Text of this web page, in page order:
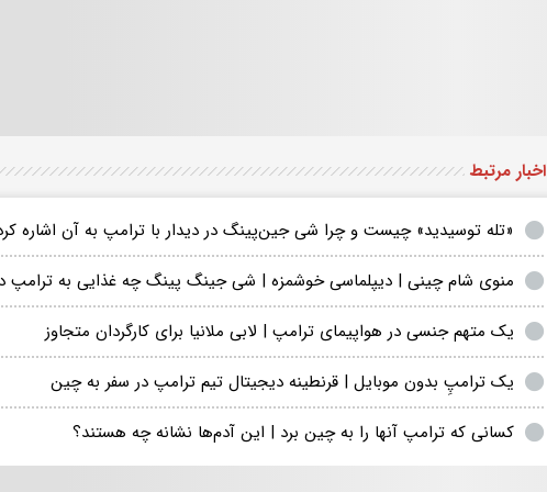
اخبار مرتبط
«تله توسیدید» چیست و چرا شی جین‌پینگ در دیدار با ترامپ به آن اشاره
منوی شام چینی | دیپلماسی خوشمزه | شی جینگ پینگ چه غذایی به ترامپ
یک متهم جنسی در هواپیمای ترامپ | لابی ملانیا برای کارگردان متجاوز
یک ترامپِ بدون موبایل | قرنطینه دیجیتال تیم ترامپ در سفر به چین
کسانی که ترامپ آنها را به چین برد | این آدم‌ها نشانه چه هستند؟